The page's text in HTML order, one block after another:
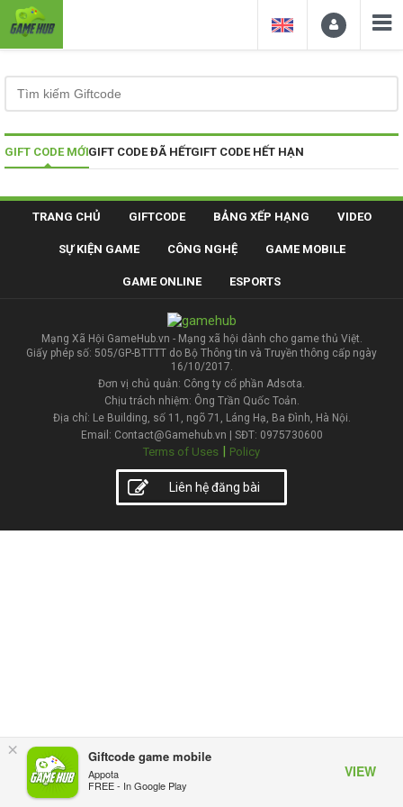
× Giftcode game mobile
Appota
FREE - In Google Play
VIEW
GIFT CODE MỚIGIFT CODE ĐÃ HẾTGIFT CODE HẾT HẠN
TRANG CHỦ GIFTCODE BẢNG XẾP HẠNG VIDEO
SỰ KIỆN GAME CÔNG NGHỆ GAME MOBILE
GAME ONLINE ESPORTS
Mạng Xã Hội GameHub.vn - Mạng xã hội dành cho game thủ Việt.
Giấy phép số: 505/GP-BTTTT do Bộ Thông tin và Truyền thông cấp ngày
16/10/2017.
Đơn vị chủ quản: Công ty cổ phần Adsota.
Chịu trách nhiệm: Ông Trần Quốc Toản.
Địa chỉ: Le Building, số 11, ngõ 71, Láng Hạ, Ba Đình, Hà Nội.
Email: Contact@Gamehub.vn | SĐT: 0975730600
Terms of Uses | Policy
Liên hệ đăng bài